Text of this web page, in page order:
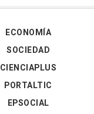
ECONOMÍA
SOCIEDAD
CIENCIAPLUS
PORTALTIC
EPSOCIAL